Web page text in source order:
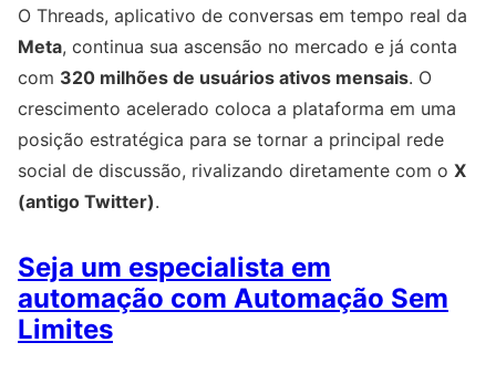
O Threads, aplicativo de conversas em tempo real da
Meta, continua sua ascensão no mercado e já conta
com 320 milhões de usuários ativos mensais. O
crescimento acelerado coloca a plataforma em uma
posição estratégica para se tornar a principal rede
social de discussão, rivalizando diretamente com o X
(antigo Twitter).
Seja um especialista em
automação com Automação Sem
Limites